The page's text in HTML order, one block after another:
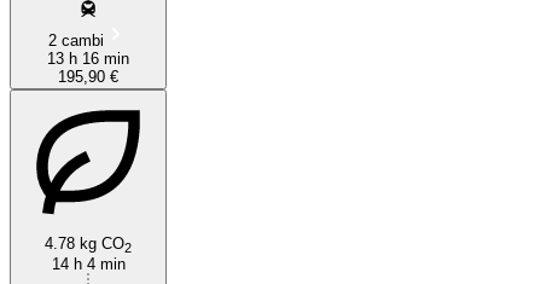
2 cambi
13 h 16 min
195,90 €
4.78 kg CO2
14 h 4 min